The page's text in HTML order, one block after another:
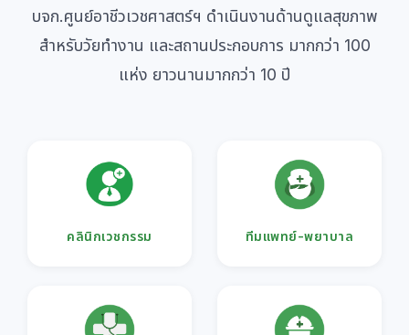
Select Language▼
บจก.ศูนย์อาชีวเวชศาสตร์ฯ ดำเนินงานด้านดูแลสุขภาพ
สำหรับวัยทำงาน และสถานประกอบการ มากกว่า 100
แห่ง ยาวนานมากกว่า 10 ปี
คลินิกเวชกรรม ทีมแพทย์-พยาบาล